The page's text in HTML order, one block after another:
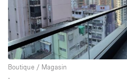
Boutique / Magasin
∙